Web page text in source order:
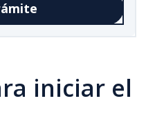
iniciar el